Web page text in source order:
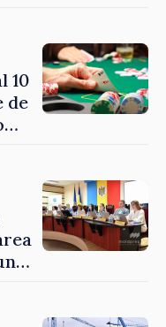
10
de